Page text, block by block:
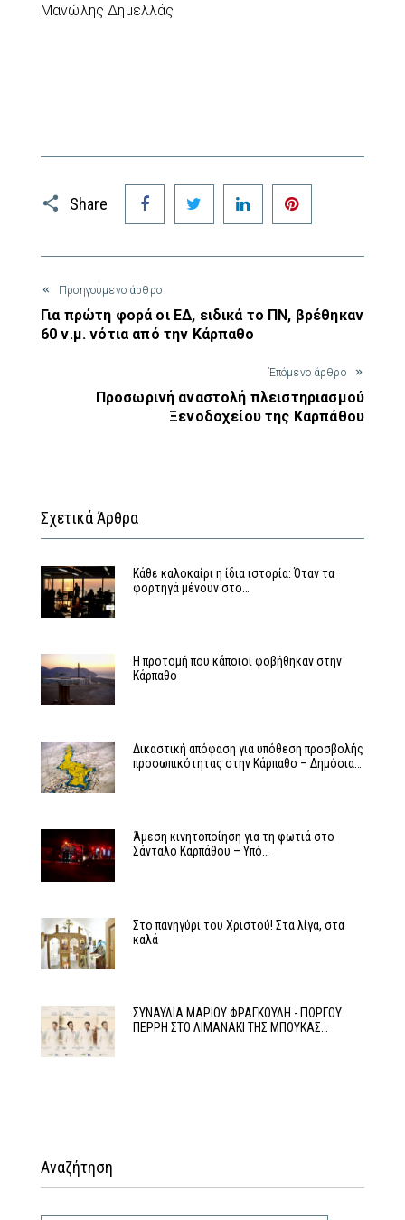
Μανώλης Δημελλάς
Share
Facebook Twitter LinkedIn
Προηγούμενο άρθρο
Για πρώτη φορά οι ΕΔ, ειδικά το ΠΝ, βρέθηκαν
60 ν.μ. νότια από την Κάρπαθο
Έπόμενο άρθρο
Προσωρινή αναστολή πλειστηριασμού
Ξενοδοχείου της Καρπάθου
Σχετικά Άρθρα
Κάθε καλοκαίρι η ίδια ιστορία: Όταν τα
φορτηγά μένουν στο…
Η προτομή που κάποιοι φοβήθηκαν στην
Κάρπαθο
Δικαστική απόφαση για υπόθεση προσβολής
προσωπικότητας στην Κάρπαθο – Δημόσια…
Άμεση κινητοποίηση για τη φωτιά στο
Σάνταλο Καρπάθου – Υπό…
Στο πανηγύρι του Χριστού! Στα λίγα, στα
καλά
ΣΥΝΑΥΛΙΑ ΜΑΡΙΟΥ ΦΡΑΓΚΟΥΛΗ - ΓΙΩΡΓΟΥ
ΠΕΡΡΗ ΣΤΟ ΛΙΜΑΝΑΚΙ ΤΗΣ ΜΠΟΥΚΑΣ…
Αναζήτηση